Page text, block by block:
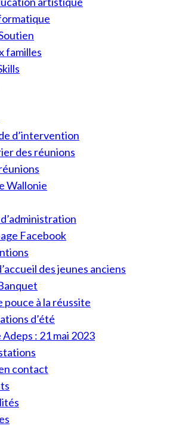
familles
d’intervention
des réunions
Wallonie
Facebook
des jeunes anciens
pouce à la réussite
d’été
: 21 mai 2023
contact